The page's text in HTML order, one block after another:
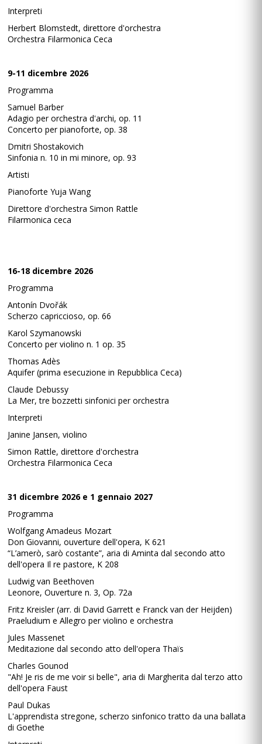
Interpreti
Herbert Blomstedt, direttore d'orchestra
Orchestra Filarmonica Ceca
9-11 dicembre 2026
Programma
Samuel Barber
Adagio per orchestra d'archi, op. 11
Concerto per pianoforte, op. 38
Dmitri Shostakovich
Sinfonia n. 10 in mi minore, op. 93
Artisti
Pianoforte Yuja Wang
Direttore d'orchestra Simon Rattle
Filarmonica ceca
16-18 dicembre 2026
Programma
Antonín Dvořák
Scherzo capriccioso, op. 66
Karol Szymanowski
Concerto per violino n. 1 op. 35
Thomas Adès
Aquifer (prima esecuzione in Repubblica Ceca)
Claude Debussy
La Mer, tre bozzetti sinfonici per orchestra
Interpreti
Janine Jansen, violino
Simon Rattle, direttore d'orchestra
Orchestra Filarmonica Ceca
31 dicembre 2026 e 1 gennaio 2027
Programma
Wolfgang Amadeus Mozart
Don Giovanni, ouverture dell'opera, K 621
“L’amerò, sarò costante”, aria di Aminta dal secondo atto
dell'opera Il re pastore, K 208
Ludwig van Beethoven
Leonore, Ouverture n. 3, Op. 72a
Fritz Kreisler (arr. di David Garrett e Franck van der Heijden)
Praeludium e Allegro per violino e orchestra
Jules Massenet
Meditazione dal secondo atto dell'opera Thaïs
Charles Gounod
"Ah! Je ris de me voir si belle", aria di Margherita dal terzo atto
dell'opera Faust
Paul Dukas
L'apprendista stregone, scherzo sinfonico tratto da una ballata
di Goethe